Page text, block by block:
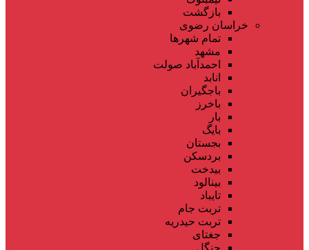
بازگشت
خراسان رضوی
تمام شهر‌ها
مشهد
احمدآباد صولت
انابد
باجگیران
باخرز
بار
بایگ
بجستان
بردسکن
بیدخت
بینالود
تایباد
تربت جام
تربت حیدریه
جغتای
جنگل